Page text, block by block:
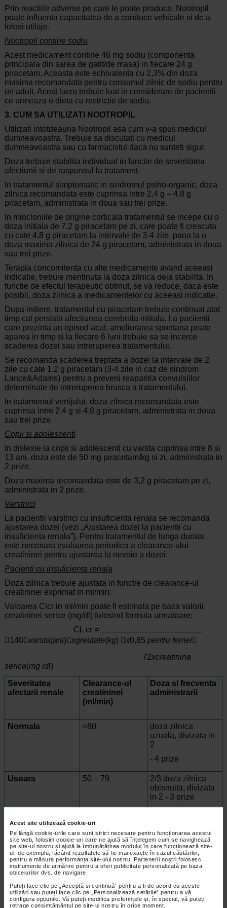
Acest site utilizează cookie-uri
Pe lângă cookie-urile care sunt strict necesare pentru funcționarea acestui
site web, folosim cookie-uri care ne ajută să înțelegem cum se navighează
pe site-ul nostru și ajută la îmbunătățirea modului în care funcționează site-
ul, de exemplu, făcând rezultatele să fie mai exacte în cazul căutărilor,
pentru a măsura performanța site-ului nostru. Partenerii noștri folosesc
instrumente de urmărire pentru a oferi publicitate personalizată pe baza
obiceiurilor dvs. de navigare.
Puteți face clic pe „Acceptă si continuă” pentru a fi de acord cu aceste
utilizări sau puteți face clic pe „Personalizează setările” pentru a vă
configura opțiunile. Vă puteți modifica preferințele și, în special, vă puteți
retrage consimțământul pe site-ul nostru în orice moment.
Prin reactiile adverse pe care le poate produce, Nootropil
poate influenta capacitatea de a conduce vehicule si de a
folosi utilaje.
Nootropil contine sodiu
Acest medicament contine 46 mg sodiu (componenta
principala din sarea de gatit/de masa) in fiecare 24 g
piracetam. Aceasta este echivalenta cu 2,3% din doza
maxima recomandata pentru consumul zilnic de sodiu pentru
un adult. Acest lucru trebuie luat in considerare de pacientii
ce urmeaza o dieta cu restrictie de sodiu.
3. CUM SA UTILIZATI NOOTROPIL
Utilizati intotdeauna Nootropil asa cum v-a spus medicul
dumneavoastra. Trebuie sa discutati cu medicul
dumneavoastra sau cu farmacistul daca nu sunteti sigur.
Doza trebuie stabilita individual in functie de severitatea
afectiunii si de raspunsul la tratament.
In tratamentul simptomatic in sindromul psiho-organic, doza
zilnica recomandata este cuprinsa intre 2,4 g – 4,8 g
piracetam, administrata in doua sau trei prize.
In miocloniile de origine corticala tratamentul se incepe cu o
doza initiala de 7,2 g piracetam pe zi, care poate fi crescuta
cu cate 4,8 g piracetam la intervale de 3-4 zile, pana la o
doza maxima zilnica de 24 g piracetam, administrata in doua
sau trei prize.
Terapia concomitenta cu alte medicamente avand aceeasi
indicatie, trebuie mentinuta la doza zilnica deja stabilita. In
functie de efectul terapeutic obtinut, se va reduce, daca este
posibil, doza zilnica a medicamentelor cu aceeasi indicatie.
Dupa initiere, tratamentul cu piracetam trebuie continuat atat
timp cat persista afectiunea cerebrala initiala. La pacientii
care prezinta un episod acut, ameliorarea spontana poate
aparea in timp si la fiecare 6 luni trebuie sa se incerce
scaderea dozei sau intreruperea tratamentului.
Se recomanda scaderea treptata a dozei la intervale de 2
zile cu cate 1,2 g piracetam (3-4 zile in caz de sindrom
Lance&Adams) pentru a preveni reaparitia convulsiilor
determinate de intreruperea brusca a tratamentului.
In tratamentul vertijului, doza zilnica recomandata este
cuprinsa intre 2,4 g si 4,8 g piracetam, administrata in doua
sau trei prize.
Copii si adolescenti
In dislexie la copii si adolescenti cu varsta cuprinsa intre 8 si
13 ani, doza este de 50 mg piracetam/kg si zi, administrata in
2 prize.
Doza maxima recomandata este de 3,2 g piracetam pe zi,
administrata in 2 prize.
Varstnici
La pacientii varstnici cu insuficienta renala se recomanda
ajustarea dozei (vezi „Ajustarea dozei la pacientii cu
insuficienta renala”). Pentru tratamentul de lunga durata,
este necesara evaluarea periodica a clearance-ului
creatininei pentru ajustarea la nevoie a dozei.
Pacienti cu insuficienta renala
Doza zilnica trebuie ajustata in functie de clearance-ul
creatininei exprimat in ml/min:
Valoarea Clcr in ml/min poate fi estimata pe baza valorii
creatininei serice (mg/dl) folosind formula urmatoare:
CL cr =
140 varsta(ani)xgreutate(kg) x0,85 pentru femei
72xcreatinina
serica(mg/dl)
Severitatea
afectarii renale
Clearance-ul
creatininei
(ml/min)
Doza si frecventa
administrarii
Normala >80
doza zilnica
uzuala, divizata in
2
- 4 prize
Usoara 50 – 79
2/3 doza zilnica
obisnuita, divizata
in 2 - 3 prize
2 prize
Severa < 30
1/6 doza zilnica
uzuala, intr-o priza
Boala renala in
stadiu terminal
- Contraindicat